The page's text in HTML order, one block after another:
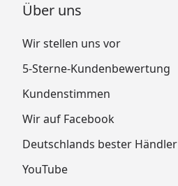
Über uns
Wir stellen uns vor
5-Sterne-Kundenbewertung
Kundenstimmen
Wir auf Facebook
Deutschlands bester Händler
YouTube